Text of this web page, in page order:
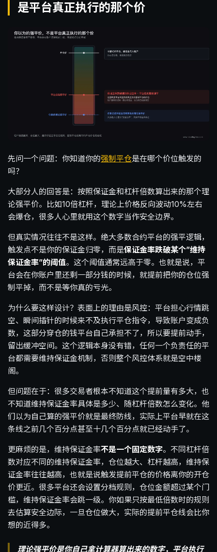
是平台真正执行的那个价
先问一个问题：你知道你的强制平仓是在哪个价位触发的
吗？
大部分人的回答是：按照保证金和杠杆倍数算出来的那个理
论强平价。比如10倍杠杆，理论上价格反向波动10%左右
会爆仓，很多人心里就用这个数字当作安全边界。
但真实情况往往不是这样。绝大多数合约平台的强平逻辑，
触发点不是你的保证金归零，而是保证金率跌破某个”维持
保证金率”的阈值。这个阈值通常远高于零。也就是说，平
台会在你账户里还剩一部分钱的时候，就提前把你的仓位强
制平掉，而不是等你真的亏光。
为什么要这样设计？表面上的理由是风控：平台担心行情跳
空、瞬间插针的时候来不及执行平仓指令，导致账户变成负
数，这部分穿仓的钱平台自己承担不了，所以要提前动手，
留出缓冲空间。这个逻辑本身没有错，任何一个负责任的平
台都需要维持保证金机制，否则整个风控体系就是空中楼
阁。
但问题在于：很多交易者根本不知道这个提前量有多大，也
不知道维持保证金率具体是多少、随杠杆倍数怎么变化。他
们以为自己算的强平价就是最终防线，实际上平台早就在这
条线之前几个百分点甚至十几个百分点就已经动手了。
更麻烦的是，维持保证金率不是一个固定数字。不同杠杆倍
数对应不同的维持保证金率，仓位越大、杠杆越高，维持保
证金率往往越高，也就是说触发提前平仓的价格离你的开仓
价更近。很多平台还会设置分档规则，仓位金额超过某个门
槛，维持保证金率会跳一级。你如果只按最低倍数时的规则
去估算安全边际，一旦仓位做大，实际的提前平仓线会比你
想的近得多。
理论强平价是你自己拿计算器算出来的数字，平台执行